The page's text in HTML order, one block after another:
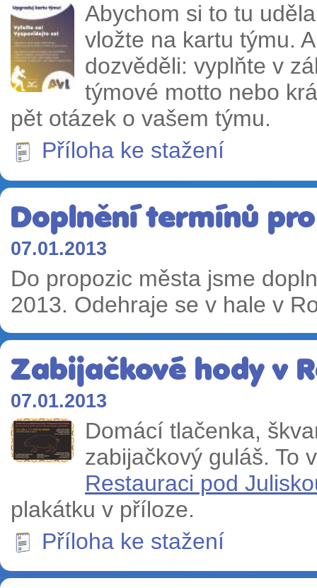
Abychom si to tu
vložte na kartu týmu.
dozvěděli: vyplňte v
týmové motto nebo
pět otázek o vašem týmu.
Příloha ke stažení
Doplnění termínů
07.01.2013
Do propozic města jsme
2013. Odehraje se v hale v
Zabijačkové hody v
07.01.2013
Domácí tlačenka,
zabijačkový guláš. To
Restauraci pod
plakátku v příloze.
Příloha ke stažení